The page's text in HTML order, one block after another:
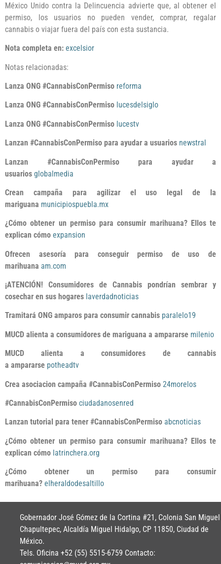
México Unido contra la Delincuencia advierte que, al obtener el
permiso, los usuarios no pueden vender, comprar, regalar
cannabis o viajar fuera del país con esta sustancia.
Nota completa en: excelsior
Notas relacionadas:
Lanza ONG #CannabisConPermiso reforma
Lanza ONG #CannabisConPermiso lucesdelsiglo
Lanza ONG #CannabisConPermiso lucestv
Lanzan #CannabisConPermiso para ayudar a usuarios newstral
Lanzan #CannabisConPermiso para ayudar a
usuarios globalmedia
Crean campaña para agilizar el uso legal de la
mariguana municipiospuebla.mx
¿Cómo obtener un permiso para consumir marihuana? Ellos te
explican cómo expansion
Ofrecen asesoría para conseguir permiso de uso de
marihuana am.com
¡ATENCIÓN! Consumidores de Cannabis pondrían sembrar y
cosechar en sus hogares laverdadnoticias
Tramitará ONG amparos para consumir cannabis paralelo19
MUCD alienta a consumidores de mariguana a ampararse milenio
MUCD alienta a consumidores de cannabis
a ampararse potheadtv
Crea asociacion campaña #CannabisConPermiso 24morelos
#CannabisConPermiso ciudadanosenred
Lanzan tutorial para tener #CannabisConPermiso abcnoticias
¿Cómo obtener un permiso para consumir marihuana? Ellos te
explican cómo latrinchera.org
¿Cómo obtener un permiso para consumir
marihuana? elheraldodesaltillo
Gobernador José Gómez de la Cortina #21, Colonia San Miguel
Chapultepec, Alcaldía Miguel Hidalgo, CP 11850, Ciudad de
México.
Tels. Oficina +52 (55) 5515-6759 Contacto: